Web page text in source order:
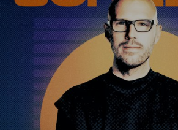
SCHILLER
11. September 2026 | Freitag |